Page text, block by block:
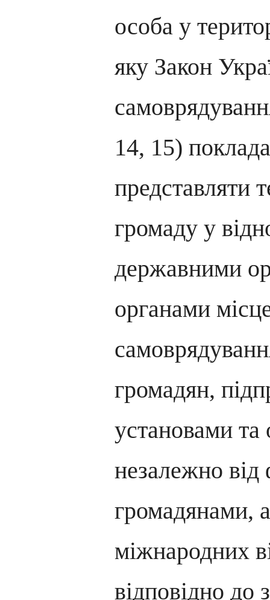
особа у
яку Закон
14, 15)
представляти
громаду у
державними
органами
громадян,
установами та
незалежно від
громадянами,
міжнародних
відповідно до